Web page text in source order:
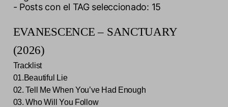
- Posts con el TAG seleccionado: 15
EVANESCENCE – SANCTUARY
(2026)
Tracklist
01.Beautiful Lie
02. Tell Me When You’ve Had Enough
03. Who Will You Follow